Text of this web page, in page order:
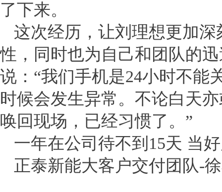
了下来。
这次经历，让刘理想更加
性，同时也为自己和团队的
说：“我们手机是24小时不能
时候会发生异常。不论白天
唤回现场，已经习惯了。”
一年在公司待不到15天 当
正泰新能大客户交付团队-